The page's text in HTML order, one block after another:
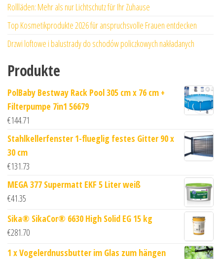
Rollläden: Mehr als nur Lichtschutz für Ihr Zuhause
Top Kosmetikprodukte 2026 für anspruchsvolle Frauen entdecken
Drzwi loftowe i balustrady do schodów policzkowych nakładanych
Produkte
PolBaby Bestway Rack Pool 305 cm x 76 cm +
Filterpumpe 7in1 56679
€144.71
Stahlkellerfenster 1-flueglig festes Gitter 90 x
30 cm
€131.73
MEGA 377 Supermatt EKF 5 Liter weiß
€41.35
Sika® SikaCor® 6630 High Solid EG 15 kg
€281.70
1 x Vogelerdnussbutter im Glas zum hängen